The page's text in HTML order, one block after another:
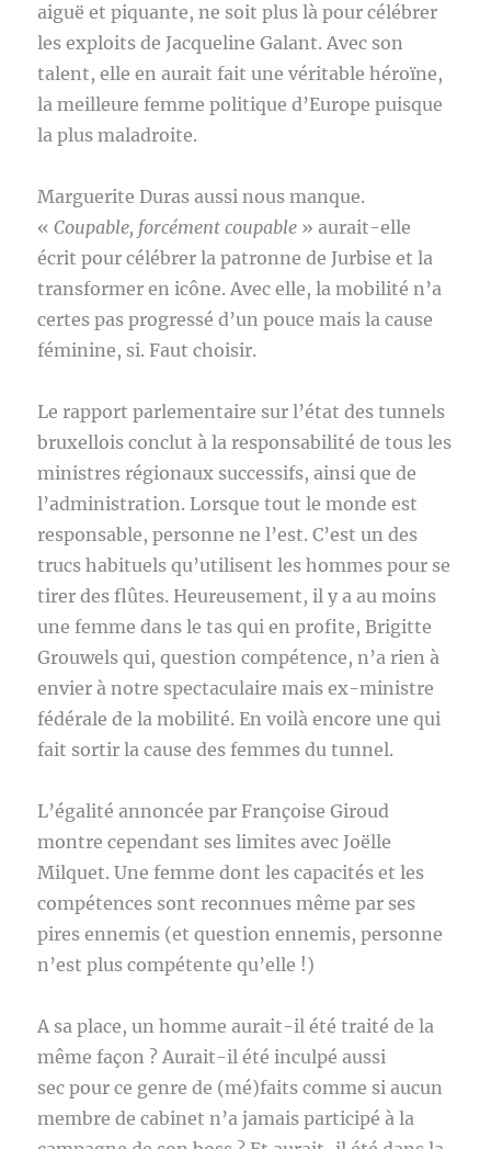
aiguë et piquante, ne soit plus là pour célébrer
les exploits de Jacqueline Galant. Avec son
talent, elle en aurait fait une véritable héroïne,
la meilleure femme politique d’Europe puisque
la plus maladroite.
Marguerite Duras aussi nous manque.
«Coupable, forcément coupable » aurait-elle
écrit pour célébrer la patronne de Jurbise et la
transformer en icône. Avec elle, la mobilité n’a
certes pas progressé d’un pouce mais la cause
féminine, si. Faut choisir.
Le rapport parlementaire sur l’état des tunnels
bruxellois conclut à la responsabilité de tous les
ministres régionaux successifs, ainsi que de
l’administration. Lorsque tout le monde est
responsable, personne ne l’est. C’est un des
trucs habituels qu’utilisent les hommes pour se
tirer des flûtes. Heureusement, il y a au moins
une femme dans le tas qui en profite, Brigitte
Grouwels qui, question compétence, n’a rien à
envier à notre spectaculaire mais ex-ministre
fédérale de la mobilité. En voilà encore une qui
fait sortir la cause des femmes du tunnel.
L’égalité annoncée par Françoise Giroud
montre cependant ses limites avec Joëlle
Milquet. Une femme dont les capacités et les
compétences sont reconnues même par ses
pires ennemis (et question ennemis, personne
n’est plus compétente qu’elle !)
A sa place, un homme aurait-il été traité de la
même façon ? Aurait-il été inculpé aussi
sec pour ce genre de (mé)faits comme si aucun
membre de cabinet n’a jamais participé à la